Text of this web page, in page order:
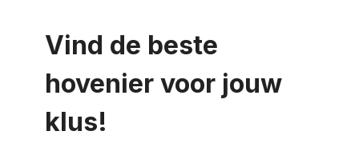
Vind de beste
hovenier voor jouw
klus!